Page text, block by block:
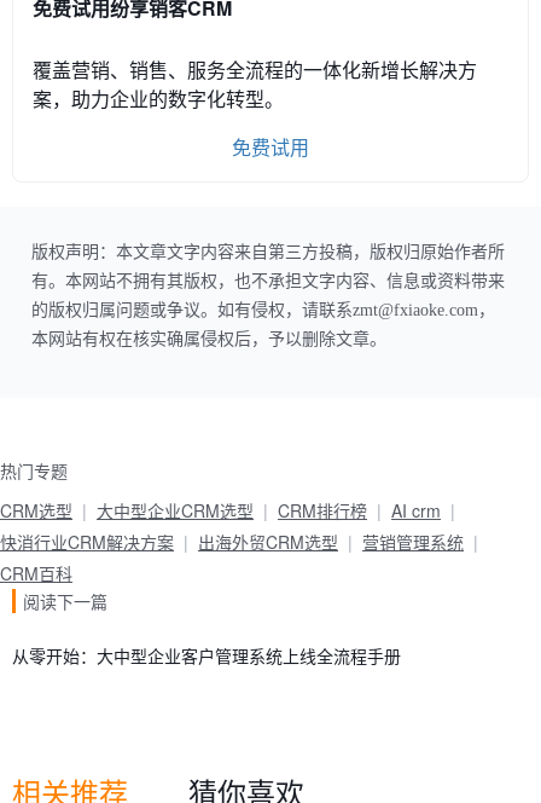
免费试用纷享销客CRM
覆盖营销、销售、服务全流程的一体化新增长解决方
案，助力企业的数字化转型。
免费试用
版权声明：本文章文字内容来自第三方投稿，版权归原始作者所
有。本网站不拥有其版权，也不承担文字内容、信息或资料带来
的版权归属问题或争议。如有侵权，请联系zmt@fxiaoke.com，
本网站有权在核实确属侵权后，予以删除文章。
热门专题
CRM选型
大中型企业CRM选型 CRM排行榜
AI crm
快消行业CRM解决方案
出海外贸CRM选型
营销管理系统
CRM百科
阅读下一篇
从零开始：大中型企业客户管理系统上线全流程手册
相关推荐 猜你喜欢